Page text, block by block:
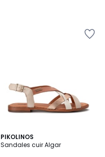
PIKOLINOS
Sandales cuir Algar
4,6
/ 5